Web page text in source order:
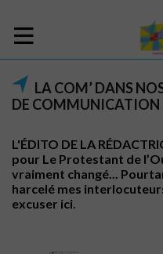
LA COM’ DANS
DE COMMUNICATION
L'ÉDITO DE LA
pour Le Protestant de
vraiment changé...
harcelé mes
excuser ici.